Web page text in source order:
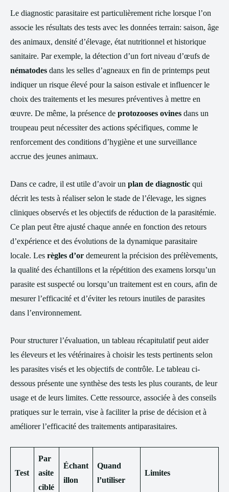
Le diagnostic parasitaire est particulièrement riche lorsque l’on
associe les résultats des tests avec les données terrain: saison, âge
des animaux, densité d’élevage, état nutritionnel et historique
sanitaire. Par exemple, la détection d’un fort niveau d’œufs de
nématodes dans les selles d’agneaux en fin de printemps peut
indiquer un risque élevé pour la saison estivale et influencer le
choix des traitements et les mesures préventives à mettre en
œuvre. De même, la présence de protozooses ovines dans un
troupeau peut nécessiter des actions spécifiques, comme le
renforcement des conditions d’hygiène et une surveillance
accrue des jeunes animaux.
Dans ce cadre, il est utile d’avoir un plan de diagnostic qui
décrit les tests à réaliser selon le stade de l’élevage, les signes
cliniques observés et les objectifs de réduction de la parasitémie.
Ce plan peut être ajusté chaque année en fonction des retours
d’expérience et des évolutions de la dynamique parasitaire
locale. Les règles d’or demeurent la précision des prélèvements,
la qualité des échantillons et la répétition des examens lorsqu’un
parasite est suspecté ou lorsqu’un traitement est en cours, afin de
mesurer l’efficacité et d’éviter les retours inutiles de parasites
dans l’environnement.
Pour structurer l’évaluation, un tableau récapitulatif peut aider
les éleveurs et les vétérinaires à choisir les tests pertinents selon
les parasites visés et les objectifs de contrôle. Le tableau ci-
dessous présente une synthèse des tests les plus courants, de leur
usage et de leurs limites. Cette ressource, associée à des conseils
pratiques sur le terrain, vise à faciliter la prise de décision et à
améliorer l’efficacité des traitements antiparasitaires.
Test
Par
asite
ciblé
Échant
illon
Quand
l’utiliser
Limites